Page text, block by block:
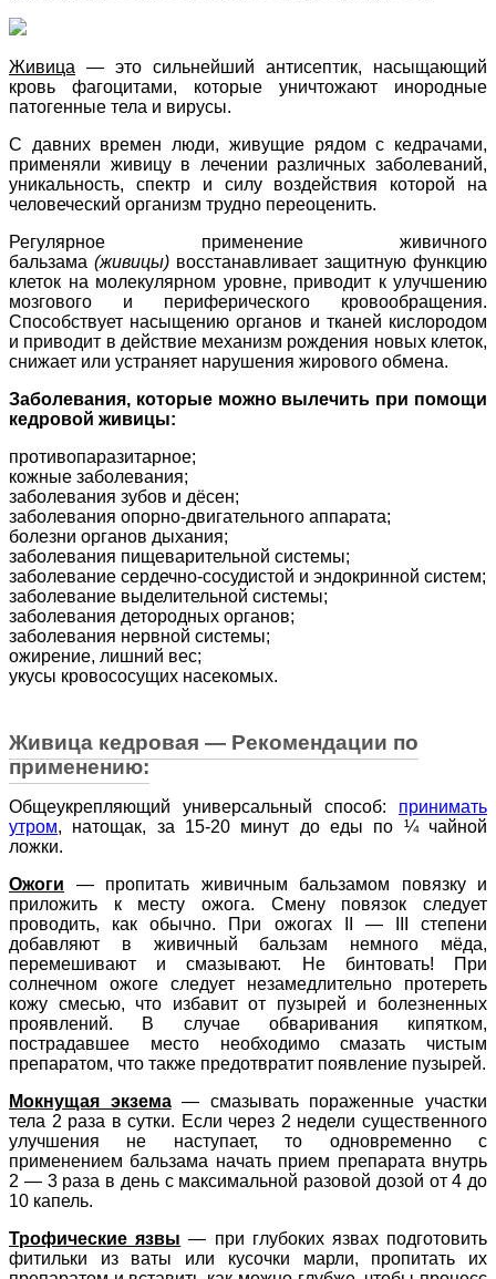
Живица
— это сильнейший антисептик, насыщающий
кровь фагоцитами, которые уничтожают инородные
патогенные тела и вирусы.
С давних времен люди, живущие рядом с кедрачами,
применяли живицу в лечении различных заболеваний,
уникальность, спектр и силу воздействия которой на
человеческий организм трудно переоценить.
Регулярное применение живичного
бальзама (живицы) восстанавливает защитную функцию
клеток на молекулярном уровне, приводит к улучшению
мозгового и периферического кровообращения.
Способствует насыщению органов и тканей кислородом
и приводит в действие механизм рождения новых клеток,
снижает или устраняет нарушения жирового обмена.
Заболевания, которые можно вылечить при помощи
кедровой живицы:
противопаразитарное;
кожные заболевания;
заболевания зубов и дёсен;
заболевания опорно-двигательного аппарата;
болезни органов дыхания;
заболевания пищеварительной системы;
заболевание сердечно-сосудистой и эндокринной систем;
заболевание выделительной системы;
заболевания детородных органов;
заболевания нервной системы;
ожирение, лишний вес;
укусы кровососущих насекомых.
Живица кедровая — Рекомендации по
применению:
Общеукрепляющий универсальный способ: принимать
утром, натощак, за 15-20 минут до еды по ¼ чайной
ложки.
Ожоги
—
пропитать живичным бальзамом повязку и
приложить к месту ожога. Смену повязок следует
проводить, как обычно. При ожогах II — III степени
добавляют в живичный бальзам немного мёда,
перемешивают и смазывают. Не бинтовать! При
солнечном ожоге следует незамедлительно протереть
кожу смесью, что избавит от пузырей и болезненных
проявлений. В случае обваривания кипятком,
пострадавшее место необходимо смазать чистым
препаратом, что также предотвратит появление пузырей.
Мокнущая экзема — смазывать пораженные участки
тела 2 раза в сутки. Если через 2 недели существенного
улучшения не наступает, то одновременно с
применением бальзама начать прием препарата внутрь
2 — 3 раза в день с максимальной разовой дозой от 4 до
10 капель.
Трофические язвы — при глубоких язвах подготовить
фитильки из ваты или кусочки марли, пропитать их